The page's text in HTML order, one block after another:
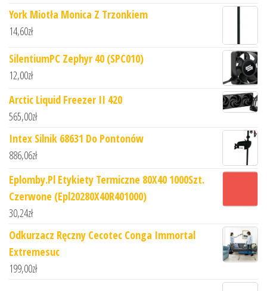
York Miotła Monica Z Trzonkiem
14,60zł
SilentiumPC Zephyr 40 (SPC010)
12,00zł
Arctic Liquid Freezer II 420
565,00zł
Intex Silnik 68631 Do Pontonów
886,06zł
Eplomby.Pl Etykiety Termiczne 80X40 1000Szt.
Czerwone (Epl20280X40R401000)
30,24zł
Odkurzacz Ręczny Cecotec Conga Immortal
Extremesuc
199,00zł